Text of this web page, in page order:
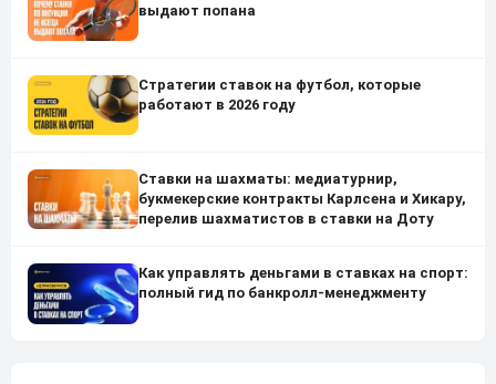
выдают попана
Стратегии ставок на футбол, которые
работают в 2026 году
Ставки на шахматы: медиатурнир,
букмекерские контракты Карлсена и Хикару,
перелив шахматистов в ставки на Доту
Как управлять деньгами в ставках на спорт:
полный гид по банкролл-менеджменту